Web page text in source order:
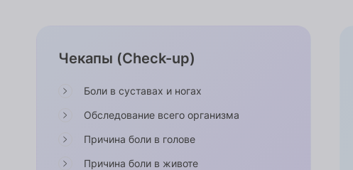
Чекапы (Check-up)
Боли в суставах и ногах
Обследование всего организма
Причина боли в голове
Причина боли в животе